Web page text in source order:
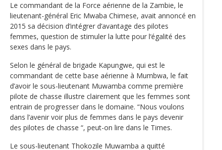
Le commandant de la Force aérienne de la Zambie, le
lieutenant-général Eric Mwaba Chimese, avait annoncé en
2015 sa décision d’intégrer d’avantage des pilotes
femmes, question de stimuler la lutte pour l‘égalité des
sexes dans le pays.
Selon le général de brigade Kapungwe, qui est le
commandant de cette base aérienne à Mumbwa, le fait
d’avoir le sous-lieutenant Muwamba comme première
pilote de chasse illustre clairement que les femmes sont
entrain de progresser dans le domaine. “Nous voulons
dans l’avenir voir plus de femmes dans le pays devenir
des pilotes de chasse “, peut-on lire dans le Times.
Le sous-lieutenant Thokozile Muwamba a quitté